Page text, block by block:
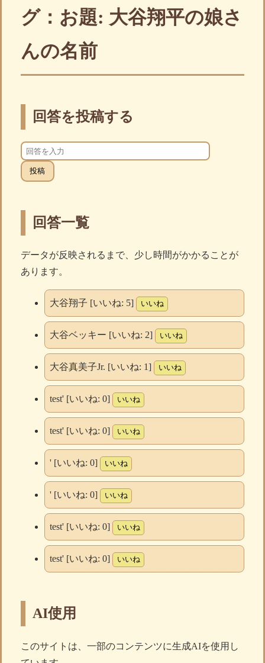
グ：お題: 大谷翔平の娘さ
んの名前
回答を投稿する
投稿
回答一覧
データが反映されるまで、少し時間がかかることが
あります。
大谷翔子 [いいね: 5] いいね
大谷ベッキー [いいね: 2] いいね
大谷真美子Jr. [いいね: 1] いいね
test' [いいね: 0] いいね
test' [いいね: 0] いいね
' [いいね: 0] いいね
' [いいね: 0] いいね
test' [いいね: 0] いいね
test' [いいね: 0] いいね
AI使用
このサイトは、一部のコンテンツに生成AIを使用し